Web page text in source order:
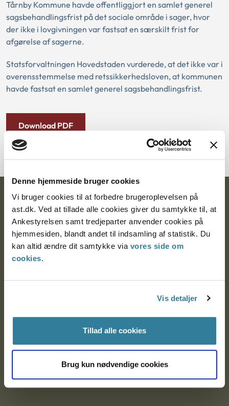
Denne hjemmeside bruger cookies
Vi bruger cookies til at forbedre brugeroplevelsen på
ast.dk. Ved at tillade alle cookies giver du samtykke til, at
Ankestyrelsen samt tredjeparter anvender cookies på
hjemmesiden, blandt andet til indsamling af statistik. Du
kan altid ændre dit samtykke via vores side om
cookies.
Vis detaljer
Tillad alle cookies
Brug kun nødvendige cookies
Tårnby Kommune havde offentliggjort en samlet generel
sagsbehandlingsfrist på det sociale område i sager, hvor
der ikke i lovgivningen var fastsat en særskilt frist for
afgørelse af sagerne.
Statsforvaltningen Hovedstaden vurderede, at det ikke var i
overensstemmelse med retssikkerhedsloven, at kommunen
havde fastsat en samlet generel sagsbehandlingsfrist.
Download PDF
Ankestyrelsen
Postadresse:
Nytorv 7, 2. sal
9000 Aalborg
EAN: 57 98 000 35 48 21
CVR: 1007 4002